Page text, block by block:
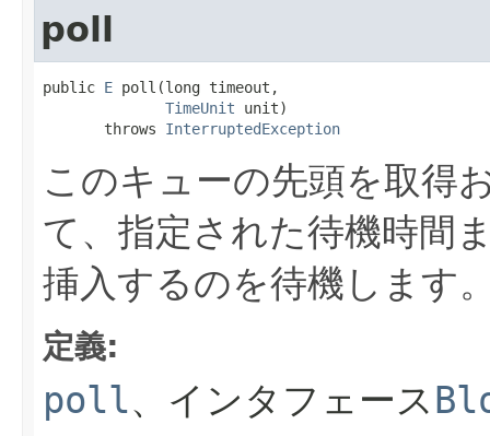
poll
public E poll(long timeout,
TimeUnit unit)
       throws
InterruptedException
このキューの先頭を取得
て、指定された待機時間
挿入するのを待機します
定義:
poll、インタフェース